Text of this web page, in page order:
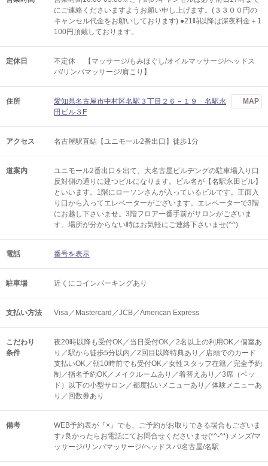
にご連絡くださいますようお願い申し上げます。(３３００円の
キャンセル代金をお願いしております) ●21時以降は深夜料金＋1
100円頂戴しております。
定休日
不定休 【マッサージ/もみほぐし/オイルマッサージ/ヘッドス
パ/リンパマッサージ/肩こり】
住所
愛知県名古屋市中村区名駅３丁目２６－１９ 名駅永
田ビル３F
MAP
アクセス 名古屋駅直結【ユニモール2番出口】徒歩1分
道案内
ユニモール2番出口を出て、大名古屋ビルヂングの駐車場入り口
反対側の通りに建つビルになります。ビル名が【名駅永田ビル】
といいます。1階にローソンさんが入っているビルです。正面入
り口から入ってエレベーターがございます。エレベーターで3階
にお越し下さいませ。3階フロア一番手前がサロンがございま
す。場所が分からない時はお気軽にご連絡下さいませ(^^)
電話 番号を表示
駐車場 近くにコインパーキングあり
支払い方法 Visa／Mastercard／JCB／American Express
こだわり
条件
夜20時以降も受付OK／当日受付OK／2名以上の利用OK／個室あ
り／駅から徒歩5分以内／2回目以降特典あり／店頭でのカード
支払いOK／朝10時前でも受付OK／女性スタッフ在籍／完全予約
制／指名予約OK／メイクルームあり／着替えあり／3席（ベッ
ド）以下の小型サロン／都度払いメニューあり／体験メニューあ
り／回数券あり
備考
WEB予約表が『×』でも、ご予約がお取りできる場合もございま
す♪良かったらお電話にてお問合せくださいませ(*^-^*) メンズ/マ
ッサージ/リンパマッサージ/ヘッドスパ/名古屋/名駅